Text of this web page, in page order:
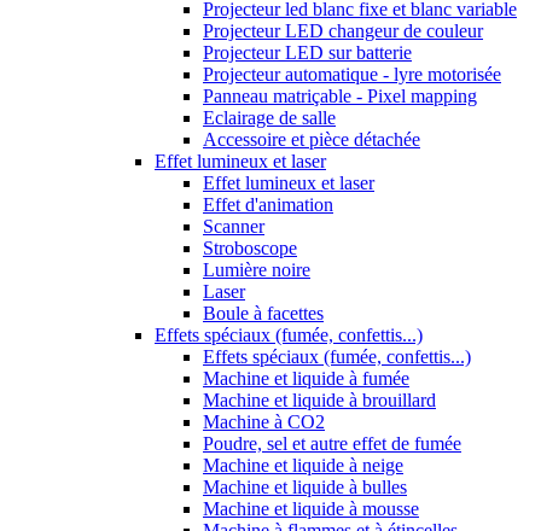
Projecteur led blanc fixe et blanc variable
Projecteur LED changeur de couleur
Projecteur LED sur batterie
Projecteur automatique - lyre motorisée
Panneau matriçable - Pixel mapping
Eclairage de salle
Accessoire et pièce détachée
Effet lumineux et laser
Effet lumineux et laser
Effet d'animation
Scanner
Stroboscope
Lumière noire
Laser
Boule à facettes
Effets spéciaux (fumée, confettis...)
Effets spéciaux (fumée, confettis...)
Machine et liquide à fumée
Machine et liquide à brouillard
Machine à CO2
Poudre, sel et autre effet de fumée
Machine et liquide à neige
Machine et liquide à bulles
Machine et liquide à mousse